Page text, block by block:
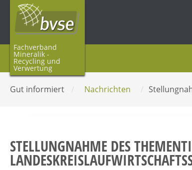
Fachverband
Mineralik -
Recycling und
Verwertung
Gut informiert / Nachrichten /
STELLUNGNAHME DES